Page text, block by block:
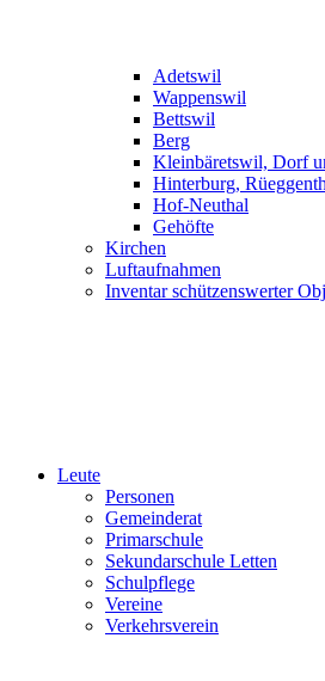
Adetswil
Wappenswil
Bettswil
Berg
Kleinbäretswil, Dorf
Hinterburg,
Hof-Neuthal
Gehöfte
Kirchen
Luftaufnahmen
Inventar schützenswerter
Leute
Personen
Gemeinderat
Primarschule
Sekundarschule Letten
Schulpflege
Vereine
Verkehrsverein